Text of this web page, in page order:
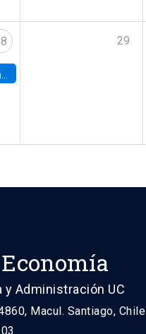
29
y Administración UC
Macul. Santiago, Chile